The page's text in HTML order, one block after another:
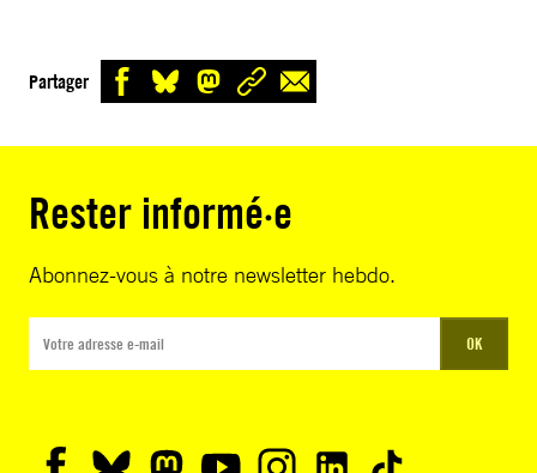
Partager
Rester informé·e
Abonnez-vous à notre newsletter hebdo.
OK